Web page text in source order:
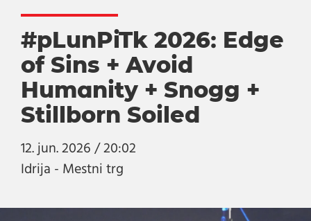
#pLunPiTk 2026: Edge
of Sins + Avoid
Humanity + Snogg +
Stillborn Soiled
12. jun. 2026 / 20:02
Idrija - Mestni trg